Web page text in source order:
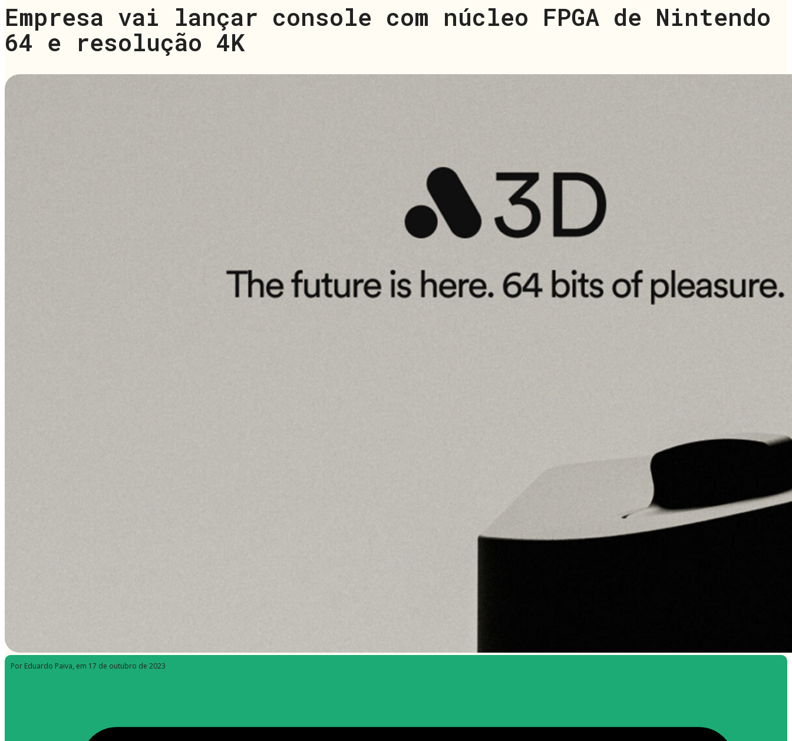
Empresa vai lançar console com núcleo FPGA de Nintendo
64 e resolução 4K
Por Eduardo Paiva, em 17 de outubro de 2023